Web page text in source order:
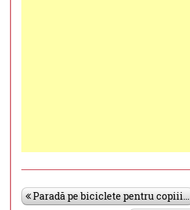
Paradă pe biciclete pentru copiii...